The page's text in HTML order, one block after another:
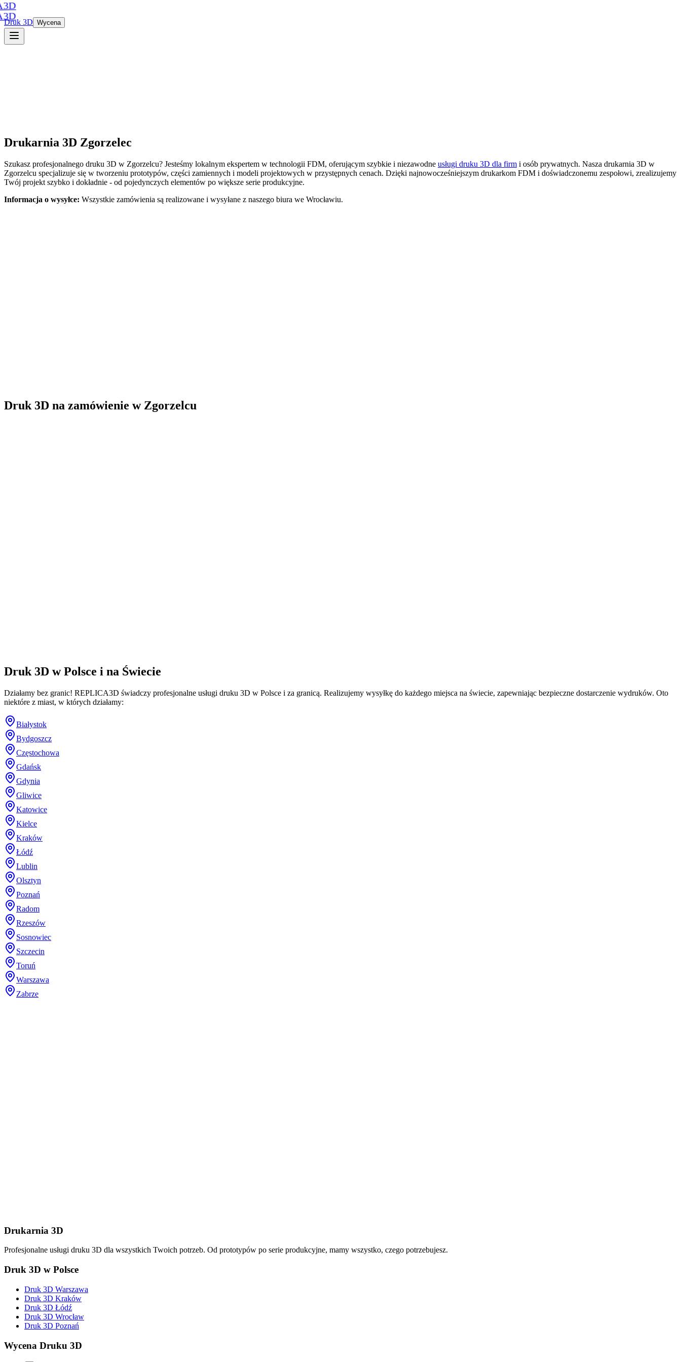
Druk 3D Wycena
Drukarnia 3D Zgorzelec
Szukasz profesjonalnego druku 3D w Zgorzelcu? Jesteśmy lokalnym ekspertem w technologii FDM, oferującym szybkie i niezawodne usługi druku 3D dla firm i osób prywatnych. Nasza drukarnia 3D w
Zgorzelcu specjalizuje się w tworzeniu prototypów, części zamiennych i modeli projektowych w przystępnych cenach. Dzięki najnowocześniejszym drukarkom FDM i doświadczonemu zespołowi, zrealizujemy
Twój projekt szybko i dokładnie - od pojedynczych elementów po większe serie produkcyjne.
Informacja o wysyłce: Wszystkie zamówienia są realizowane i wysyłane z naszego biura we Wrocławiu.
Druk 3D na zamówienie w Zgorzelcu
Druk 3D w Polsce i na Świecie
Działamy bez granic! REPLICA3D świadczy profesjonalne usługi druku 3D w Polsce i za granicą. Realizujemy wysyłkę do każdego miejsca na świecie, zapewniając bezpieczne dostarczenie wydruków. Oto
niektóre z miast, w których działamy:
Białystok
Bydgoszcz
Częstochowa
Gdańsk
Gdynia
Gliwice
Katowice
Kielce
Kraków
Łódź
Lublin
Olsztyn
Poznań
Radom
Rzeszów
Sosnowiec
Szczecin
Toruń
Warszawa
Zabrze
Drukarnia 3D
Profesjonalne usługi druku 3D dla wszystkich Twoich potrzeb. Od prototypów po serie produkcyjne, mamy wszystko, czego potrzebujesz.
Druk 3D w Polsce
Druk 3D Warszawa
Druk 3D Kraków
Druk 3D Łódź
Druk 3D Wrocław
Druk 3D Poznań
Wycena Druku 3D